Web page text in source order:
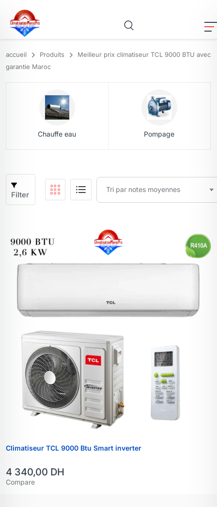
accueil Produits
Meilleur prix climatiseur TCL 9000 BTU avec
garantie Maroc
Chauffe eau Pompage
Filter
Climatiseur TCL 9000 Btu Smart inverter
4 340,00 DH
Compare